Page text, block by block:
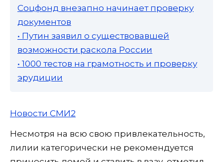
Соцфонд внезапно начинает проверку
документов
• Путин заявил о существовавшей
возможности раскола России
• 1000 тестов на грамотность и проверку
эрудиции
Новости СМИ2
Несмотря на всю свою привлекательность,
лилии категорически не рекомендуется